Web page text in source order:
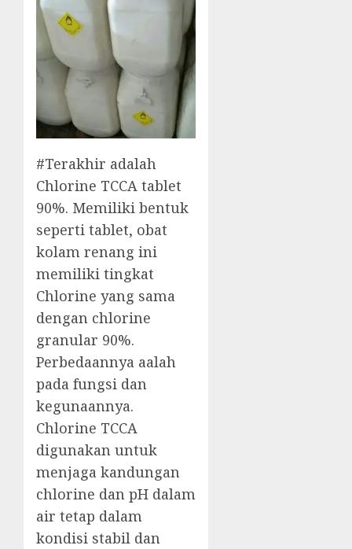
#Terakhir adalah
Chlorine TCCA tablet
90%. Memiliki bentuk
seperti tablet, obat
kolam renang ini
memiliki tingkat
Chlorine yang sama
dengan chlorine
granular 90%.
Perbedaannya aalah
pada fungsi dan
kegunaannya.
Chlorine TCCA
digunakan untuk
menjaga kandungan
chlorine dan pH dalam
air tetap dalam
kondisi stabil dan